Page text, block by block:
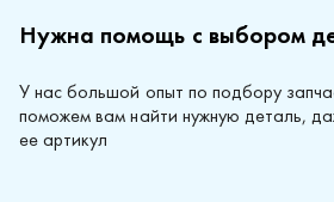
Нужна помощь с выбором
У нас большой опыт по подбору
поможем вам найти нужную деталь,
ее артикул